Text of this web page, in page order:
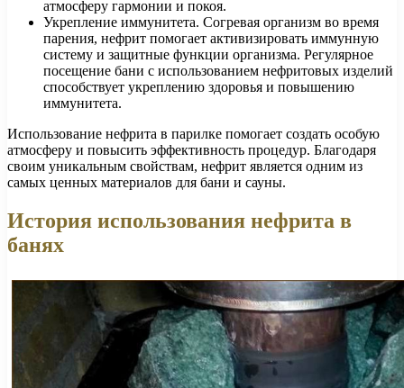
атмосферу гармонии и покоя.
Укрепление иммунитета. Согревая организм во время
парения, нефрит помогает активизировать иммунную
систему и защитные функции организма. Регулярное
посещение бани с использованием нефритовых изделий
способствует укреплению здоровья и повышению
иммунитета.
Использование нефрита в парилке помогает создать особую
атмосферу и повысить эффективность процедур. Благодаря
своим уникальным свойствам, нефрит является одним из
самых ценных материалов для бани и сауны.
История использования нефрита в
банях